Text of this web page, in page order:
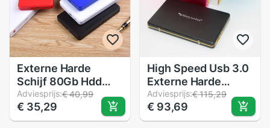
Externe Harde
Schijf 80Gb Hdd
Usb 2.0 Hd Externo
Voor Desktop En
Laptop Disco Duro
Adviesprijs:€ 40,99
€ 35,29
High Speed Usb 3.0
Externe Harde
Schijf Hdd Hd Harde
Schijf 500G Mobiele
Harde Schijf 500 Gb
Adviesprijs:€ 115,29
€ 93,69